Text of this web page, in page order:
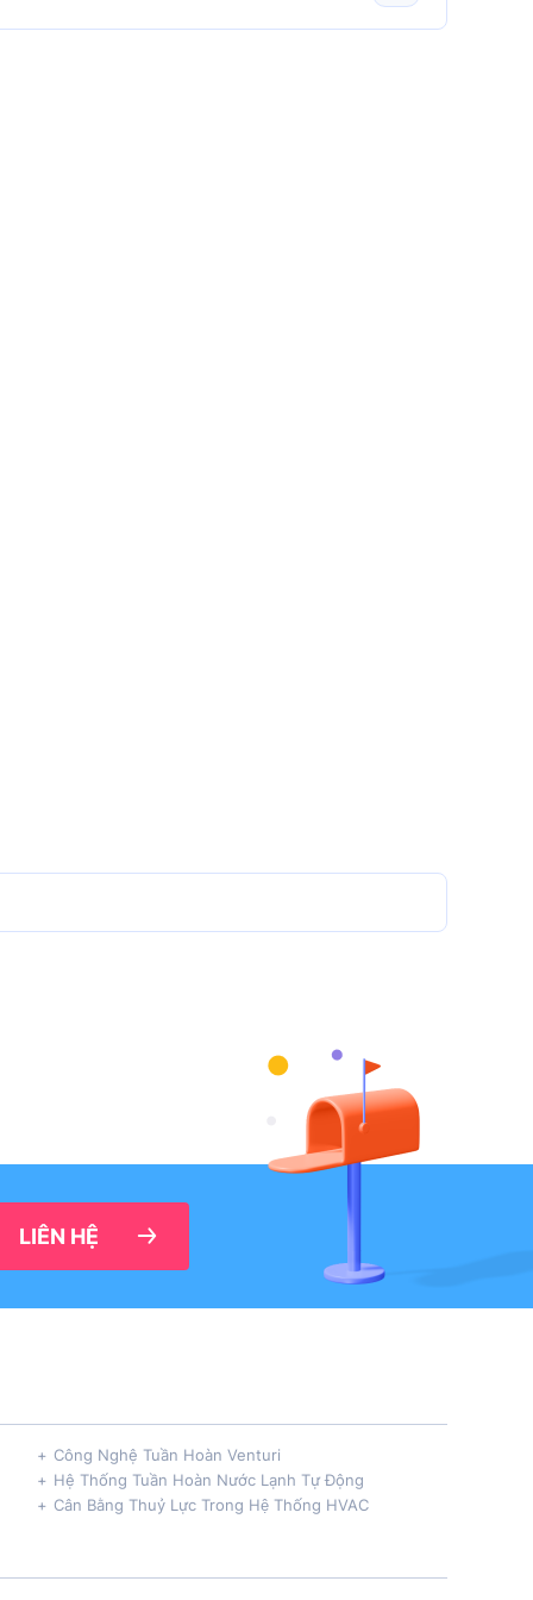
LIÊN HỆ
Công Nghệ Tuần Hoàn Venturi
Hệ Thống Tuần Hoàn Nước Lạnh Tự Động
Cân Bằng Thuỷ Lực Trong Hệ Thống HVAC